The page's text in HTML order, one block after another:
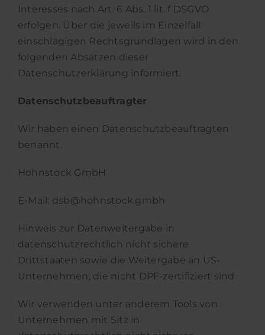
Interesses nach Art. 6 Abs. 1 lit. f DSGVO
erfolgen. Über die jeweils im Einzelfall
einschlägigen Rechtsgrundlagen wird in den
folgenden Absätzen dieser
Datenschutzerklärung informiert.
Datenschutz­beauftragter
Wir haben einen Datenschutzbeauftragten
benannt.
Hohnstock GmbH
E-Mail: dsb@hohnstock.gmbh
Hinweis zur Datenweitergabe in
datenschutzrechtlich nicht sichere
Drittstaaten sowie die Weitergabe an US-
Unternehmen, die nicht DPF-zertifiziert sind
Wir verwenden unter anderem Tools von
Unternehmen mit Sitz in